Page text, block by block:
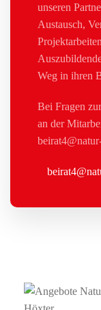
unseren
Austausch,
Weg in ihren
Bei Fragen
an der